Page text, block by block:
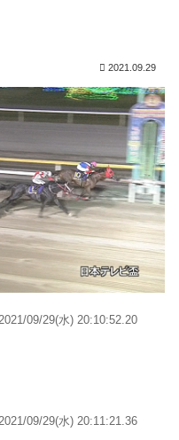
2021.09.29
2021/09/29(水) 20:10:52.20
2021/09/29(水) 20:11:21.36